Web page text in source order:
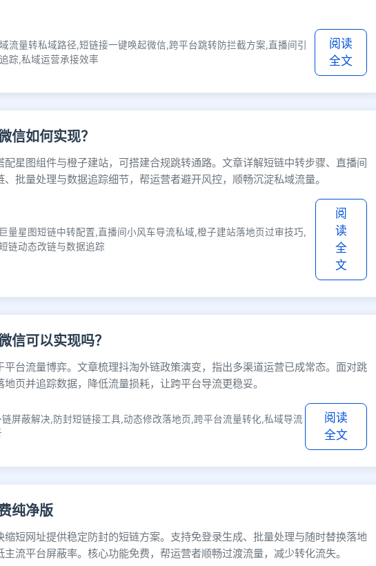
流量转私域路径,短链接一键唤起微信,跨平台跳转防拦截方案,直播间引
踪,私域运营承接效率
阅读
全文
信如何实现？
星图组件与橙子建站，可搭建合规跳转通路。文章详解短链中转步骤、直播间
批量处理与数据追踪细节，帮运营者避开风控，顺畅沉淀私域流量。
量星图短链中转配置,直播间小风车导流私域,橙子建站落地页过审技巧,
链动态改链与数据追踪
阅
读
全
文
信可以实现吗？
台流量博弈。文章梳理抖淘外链政策演变，指出多渠道运营已成常态。面对跳
页并追踪数据，降低流量损耗，让跨平台导流更稳妥。
屏蔽解决,防封短链接工具,动态修改落地页,跨平台流量转化,私域导流
阅读
全文
纯净版
短网址提供稳定防封的短链方案。支持免登录生成、批量处理与随时替换落地
流平台屏蔽率。核心功能免费，帮运营者顺畅过渡流量，减少转化流失。